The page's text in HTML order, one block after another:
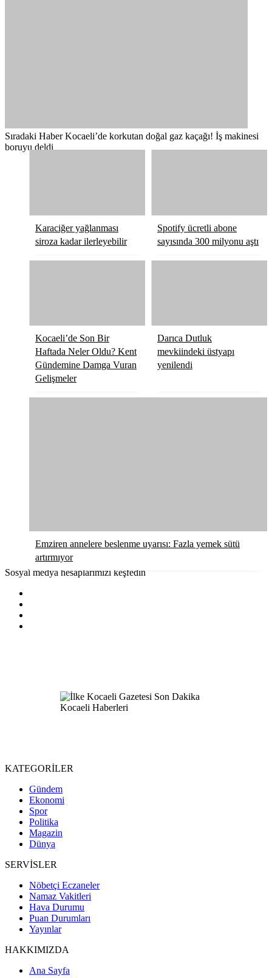
Sıradaki Haber Kocaeli’de korkutan doğal gaz kaçağı! İş makinesi
boruyu deldi
Karaciğer yağlanması
siroza kadar ilerleyebilir
Spotify ücretli abone
sayısında 300 milyonu aştı
Kocaeli’de Son Bir
Haftada Neler Oldu? Kent
Gündemine Damga Vuran
Gelişmeler
Darıca Dutluk
mevkiindeki üstyapı
yenilendi
Emziren annelere beslenme uyarısı: Fazla yemek sütü
artırmıyor
Sosyal medya hesaplarımızı keşfedin
KATEGORİLER
Gündem
Ekonomi
Spor
Politika
Magazin
Dünya
SERVİSLER
Nöbetçi Eczaneler
Namaz Vakitleri
Hava Durumu
Puan Durumları
Yayınlar
HAKKIMIZDA
Ana Sayfa